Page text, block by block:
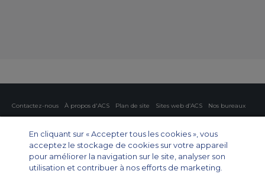
Contactez-nous À propos d'ACS Plan de site Sites web d’ACS
Nos bureaux
Paramètres des cookies
Affrètement privé
Affrètement commercial
Affrètement cargo
Guide des avions
En cliquant sur « Accepter tous les cookies », vous
acceptez le stockage de cookies sur votre appareil
pour améliorer la navigation sur le site, analyser son
utilisation et contribuer à nos efforts de marketing.